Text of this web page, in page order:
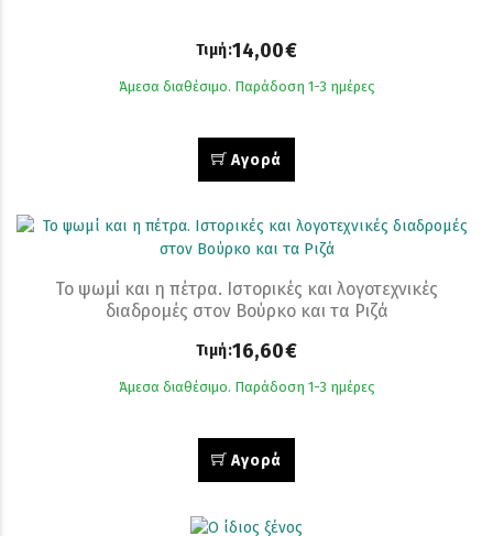
Τιμή:14,00€
Άμεσα διαθέσιμο. Παράδοση 1-3 ημέρες
Αγορά
Το ψωμί και η πέτρα. Ιστορικές και λογοτεχνικές
διαδρομές στον Βούρκο και τα Ριζά
Τιμή:16,60€
Άμεσα διαθέσιμο. Παράδοση 1-3 ημέρες
Αγορά